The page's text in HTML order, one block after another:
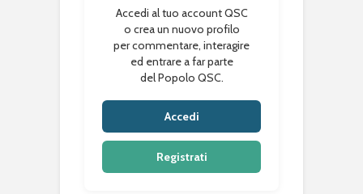
Accedi al tuo account QSC
o crea un nuovo profilo
per commentare, interagire
ed entrare a far parte
del Popolo QSC.
Accedi
Registrati